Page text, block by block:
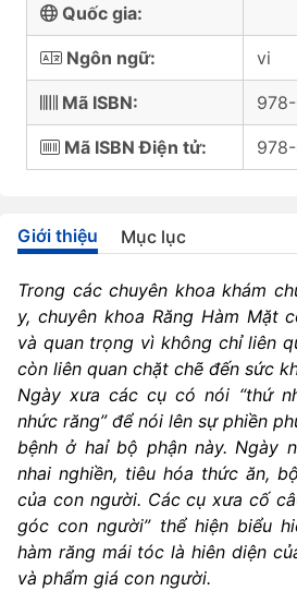
Quốc gia:
Ngôn ngữ: vi
Mã ISBN:
Mã ISBN Điện tử:
Giới thiệu Mục lục
Trong các chuyên khoa khám
y, chuyên khoa Răng Hàm Mặt
và quan trọng vì không chỉ liên
còn liên quan chặt chẽ đến sức
Ngày xưa các cụ có nói “thứ
nhức răng” để nói lên sự phiền
bệnh ở haỉ bộ phận này. Ngày
nhai nghiền, tiêu hóa thức ăn,
của con người. Các cụ xưa cố
góc con người” thể hiện biểu
hàm răng mái tóc là hiên diện
và phẩm giá con người.